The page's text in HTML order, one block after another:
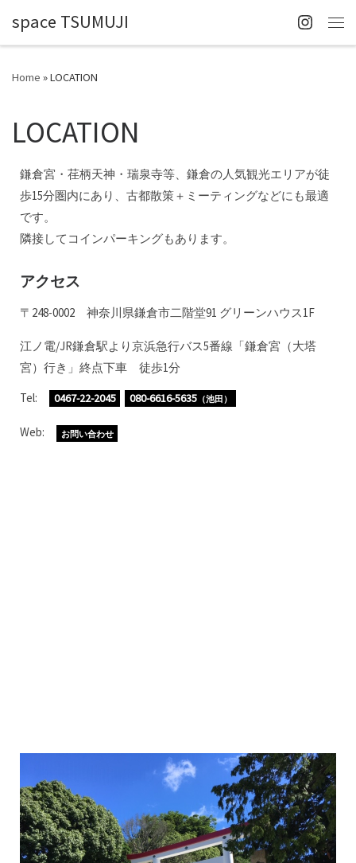
Skip to content
space TSUMUJI
Home »LOCATION
LOCATION
鎌倉宮・荏柄天神・瑞泉寺等、鎌倉の人気観光エリアが徒
歩15分圏内にあり、古都散策＋ミーティングなどにも最適
です。
隣接してコインパーキングもあります。
アクセス
〒248-0002 神奈川県鎌倉市二階堂91 グリーンハウス1F
江ノ電/JR鎌倉駅より京浜急行バス5番線「鎌倉宮（大塔
宮）行き」終点下車 徒歩1分
Tel: 0467-22-2045 080-6616-5635（池田）
Web: お問い合わせ